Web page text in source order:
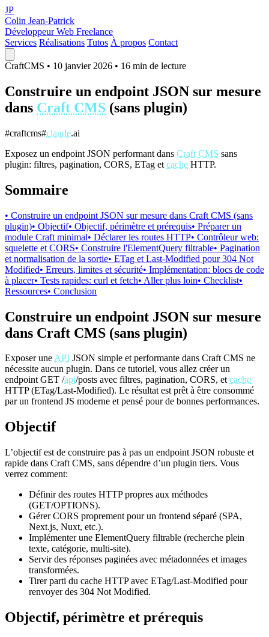
JP
Colin Jean-Patrick
Développeur Web Freelance
Services Réalisations Tutos À propos Contact
CraftCMS • 10 janvier 2026 • 16 min de lecture
Construire un endpoint JSON sur mesure
dans Craft CMS (sans plugin)
#craftcms#claude.ai
Exposez un endpoint JSON performant dans Craft CMS sans
plugin: filtres, pagination, CORS, ETag et cache HTTP.
Sommaire
• Construire un endpoint JSON sur mesure dans Craft CMS (sans
plugin)• Objectif• Objectif, périmètre et prérequis• Préparer un
module Craft minimal• Déclarer les routes HTTP• Contrôleur web:
squelette et CORS• Construire l'ElementQuery filtrable• Pagination
et normalisation de la sortie• ETag et Last-Modified pour 304 Not
Modified• Erreurs, limites et sécurité• Implémentation: blocs de code
à placer• Tests rapides: curl et fetch• Aller plus loin• Checklist•
Ressources• Conclusion
Construire un endpoint JSON sur mesure
dans Craft CMS (sans plugin)
Exposer uneAPI JSON simple et performante dans Craft CMS ne
nécessite aucun plugin. Dans ce tutoriel, vous allez créer un
endpoint GET /api/posts avec filtres, pagination, CORS, etcache
HTTP (ETag/Last‑Modified). Le résultat est prêt à être consommé
par un frontend JS moderne et pensé pour de bonnes performances.
Objectif
L’objectif est de construire pas à pas un endpoint JSON robuste et
rapide dans Craft CMS, sans dépendre d’un plugin tiers. Vous
verrez comment:
Définir des routes HTTP propres aux méthodes
(GET/OPTIONS).
Gérer CORS proprement pour un frontend séparé (SPA,
Next.js, Nuxt, etc.).
Implémenter une ElementQuery filtrable (recherche plein
texte, catégorie, multi‑site).
Servir des réponses paginées avec métadonnées et images
transformées.
Tirer parti du cache HTTP avec ETag/Last‑Modified pour
renvoyer des 304 Not Modified.
Objectif, périmètre et prérequis